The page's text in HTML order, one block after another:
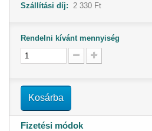
Szállítási díj: 2 330 Ft
Rendelni kívánt mennyiség
Kosárba
Fizetési módok